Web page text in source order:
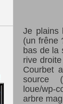
Je plains
(un frêne
bas de la
rive
Courbet
source
loue/wp-
arbre